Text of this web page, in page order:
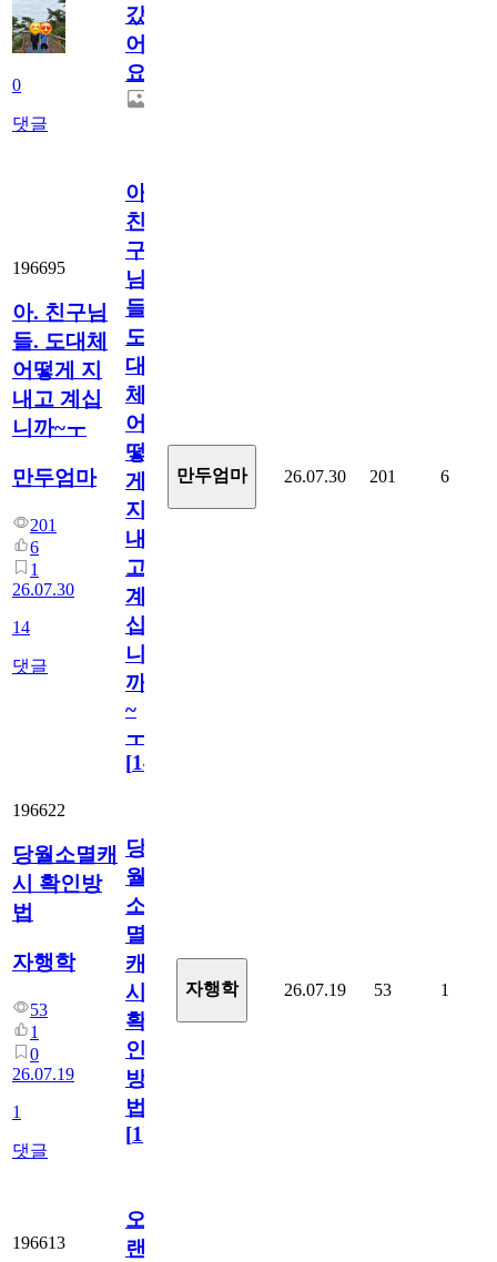
0
댓글
갔
어
요.
196695
아. 친구님
들. 도대체
어떻게 지
내고 계십
니까~ㅜ
만두엄마
201
6
1
26.07.30
14
댓글
아.
친
구
님
들.
도
대
체
어
떻
게
지
내
고
계
십
니
까
~
ㅜ
[14
만두엄마 26.07.30 201 6
196622
당월소멸캐
시 확인방
법
자행학
53
1
0
26.07.19
1
댓글
당
월
소
멸
캐
시
확
인
방
법
[1]
자행학 26.07.19 53 1
196613
오
랜